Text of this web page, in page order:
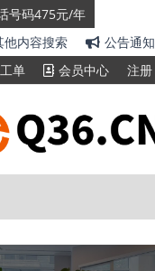
号码475元/年
他内容搜索
公告通知
工单 会员中心 注册